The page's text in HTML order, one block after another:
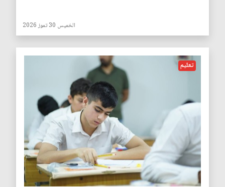
الخميس 30 تموز 2026
تعليم